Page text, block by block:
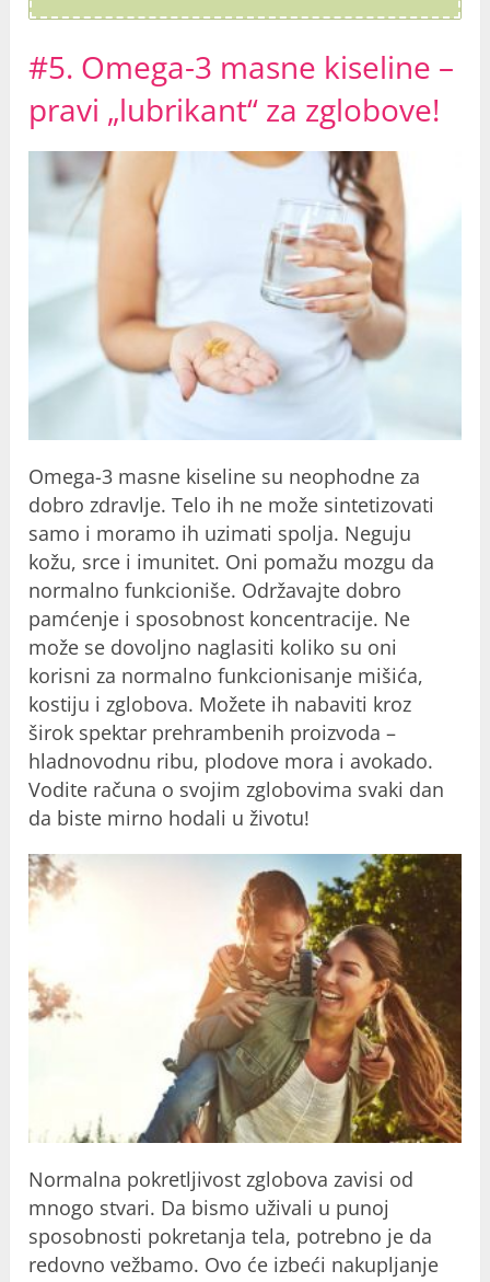
#5. Omega-3 masne kiseline –
pravi „lubrikant“ za zglobove!
Omega-3 masne kiseline su neophodne za
dobro zdravlje. Telo ih ne može sintetizovati
samo i moramo ih uzimati spolja. Neguju
kožu, srce i imunitet. Oni pomažu mozgu da
normalno funkcioniše. Održavajte dobro
pamćenje i sposobnost koncentracije. Ne
može se dovoljno naglasiti koliko su oni
korisni za normalno funkcionisanje mišića,
kostiju i zglobova. Možete ih nabaviti kroz
širok spektar prehrambenih proizvoda –
hladnovodnu ribu, plodove mora i avokado.
Vodite računa o svojim zglobovima svaki dan
da biste mirno hodali u životu!
Normalna pokretljivost zglobova zavisi od
mnogo stvari. Da bismo uživali u punoj
sposobnosti pokretanja tela, potrebno je da
redovno vežbamo. Ovo će izbeći nakupljanje